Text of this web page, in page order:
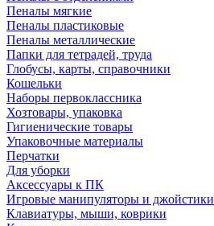
Пеналы мягкие
Пеналы пластиковые
Пеналы металлические
Папки для тетрадей, труда
Глобусы, карты, справочники
Кошельки
Наборы первоклассника
Хозтовары, упаковка
Гигиенические товары
Упаковочные материалы
Перчатки
Для уборки
Аксессуары к ПК
Игровые манипуляторы и джойстики
Клавиатуры, мыши, коврики